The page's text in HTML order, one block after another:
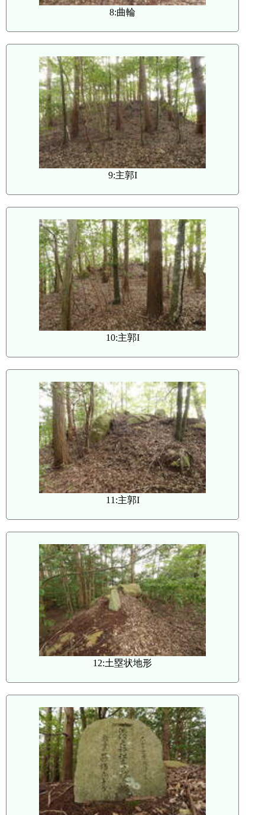
8:曲輪
9:主郭I
10:主郭I
11:主郭I
12:土塁状地形